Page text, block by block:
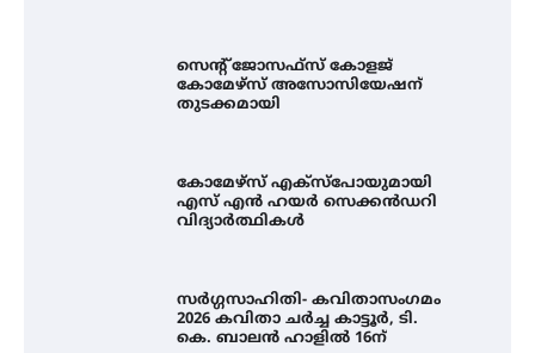
സെന്റ് ജോസഫ്സ് കോളജ്
കോമേഴ്‌സ് അസോസിയേഷന്
തുടക്കമായി
കോമേഴ്സ് എക്സ്പോയുമായി
എസ് എൻ ഹയർ സെക്കൻഡറി
വിദ്യാർത്ഥികൾ
സർഗ്ഗസാഹിതി- കവിതാസംഗമം
2026 കവിതാ ചർച്ച കാട്ടൂർ, ടി.
കെ. ബാലൻ ഹാളിൽ 16ന്
കോമേഴ്‌സ് അസോസിയേഷന്
തുടക്കമായി
കോമേഴ്സ് എക്സ്പോയുമായി
എസ് എൻ ഹയർ സെക്കൻഡറി
വിദ്യാർത്ഥികൾ